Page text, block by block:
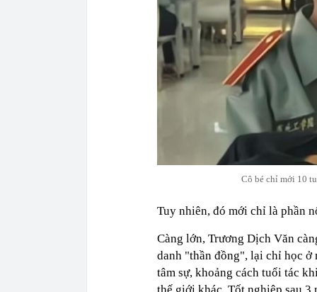
Cô bé chỉ mới 10
Tuy nhiên, đó mới chỉ là phần
Càng lớn, Trương Dịch Văn
danh "thần đồng", lại chỉ học ở
tâm sự, khoảng cách tuổi tác